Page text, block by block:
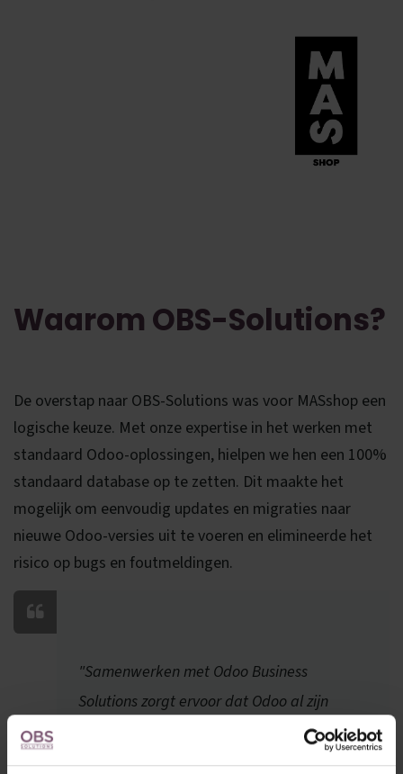
Waarom OBS-Solutions?
De overstap naar OBS-Solutions was voor MASshop een
logische keuze. Met onze expertise in het werken met
standaard Odoo-oplossingen, hielpen we hen een 100%
standaard database op te zetten. Dit maakte het
mogelijk om eenvoudig updates en migraties naar
nieuwe Odoo-versies uit te voeren en elimineerde het
risico op bugs en foutmeldingen.
"Samenwerken met Odoo Business
Solutions zorgt ervoor dat Odoo al zijn
geheimen prijsgeeft. Voor de MASshop een
hele hulp op maat."